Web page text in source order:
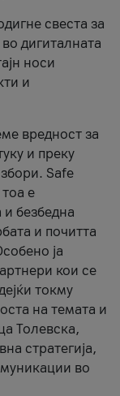
свеста за
дигиталната
носи
и
вредност за
и преку
Safe
е
безбедна
и почитта
ја
кои се
токму
на темата и
Толевска,
стратегија,
во